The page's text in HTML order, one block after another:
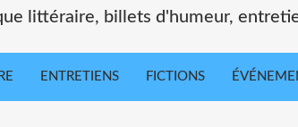
littéraire, billets d'humeur,
ENTRETIENS FICTIONS